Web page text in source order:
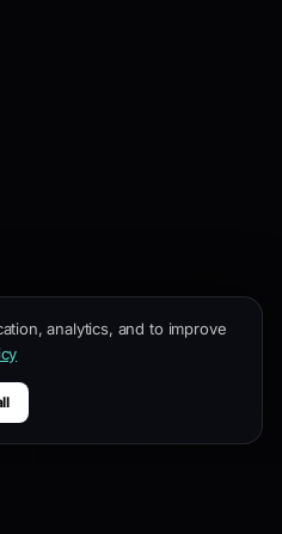
analytics, and to improve